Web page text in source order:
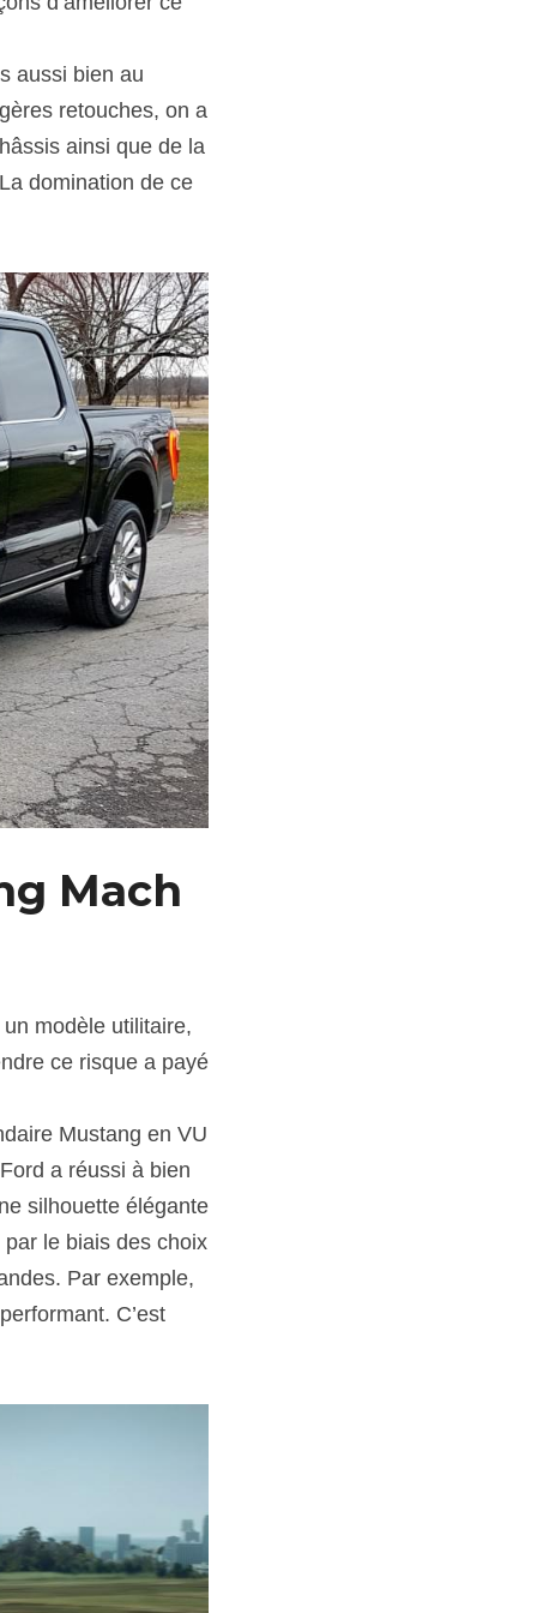
aussi bien au
retouches, on a
ainsi que de la
domination de ce
Mach
modèle utilitaire,
ce risque a payé
Mustang en VU
a réussi à bien
silhouette élégante
le biais des choix
Par exemple,
C’est